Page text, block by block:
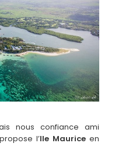
nous confiance ami
l’Ile Maurice en